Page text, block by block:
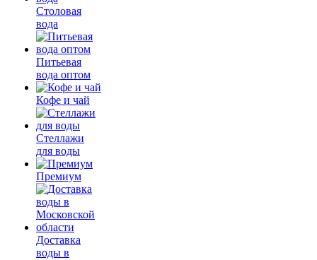
Столовая
вода
Питьевая
вода оптом
Кофе и чай
Стеллажи
для воды
Премиум
Доставка
воды в